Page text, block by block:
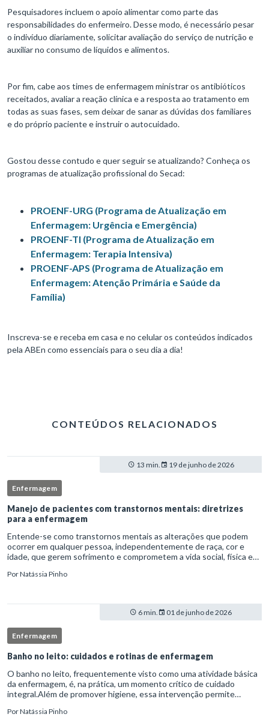
Pesquisadores incluem o apoio alimentar como parte das
responsabilidades do enfermeiro. Desse modo, é necessário pesar
o indivíduo diariamente, solicitar avaliação do serviço de nutrição e
auxiliar no consumo de líquidos e alimentos.
Por fim, cabe aos times de enfermagem ministrar os antibióticos
receitados, avaliar a reação clínica e a resposta ao tratamento em
todas as suas fases, sem deixar de sanar as dúvidas dos familiares
e do próprio paciente e instruir o autocuidado.
Gostou desse contudo e quer seguir se atualizando? Conheça os
programas de atualização profissional do Secad:
PROENF-URG (Programa de Atualização em
Enfermagem: Urgência e Emergência)
PROENF-TI (Programa de Atualização em
Enfermagem: Terapia Intensiva)
PROENF-APS (Programa de Atualização em
Enfermagem: Atenção Primária e Saúde da
Família)
Inscreva-se e receba em casa e no celular os conteúdos indicados
pela ABEn como essenciais para o seu dia a dia!
CONTEÚDOS RELACIONADOS
13 min. 19 de junho de 2026
Enfermagem
Manejo de pacientes com transtornos mentais: diretrizes
para a enfermagem
Entende-se como transtornos mentais as alterações que podem
ocorrer em qualquer pessoa, independentemente de raça, cor e
idade, que gerem sofrimento e comprometem a vida social, física e
PorNatássia Pinho
6 min. 01 de junho de 2026
Enfermagem
Banho no leito: cuidados e rotinas de enfermagem
O banho no leito, frequentemente visto como uma atividade básica
da enfermagem, é, na prática, um momento crítico de cuidado
integral.Além de promover higiene, essa intervenção permite
PorNatássia Pinho